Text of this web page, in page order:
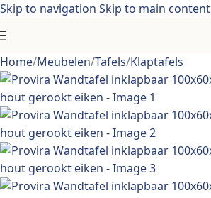
Skip to navigation Skip to main content
Home/Meubelen/Tafels/Klaptafels